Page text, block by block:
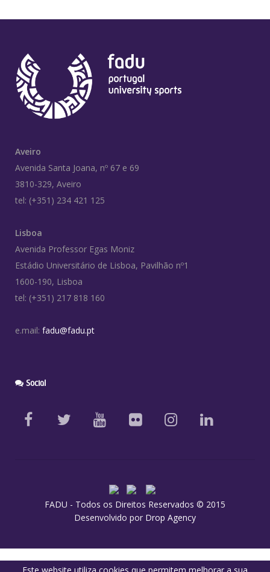
Aveiro
Avenida Santa Joana, nº 67 e 69
3810-329, Aveiro
tel: (+351) 234 421 125
Lisboa
Avenida Professor Egas Moniz
Estádio Universitário de Lisboa, Pavilhão nº1
1600-190, Lisboa
tel: (+351) 217 818 160
e.mail: fadu@fadu.pt
Social
FADU - Todos os Direitos Reservados © 2015
Desenvolvido por Drop Agency